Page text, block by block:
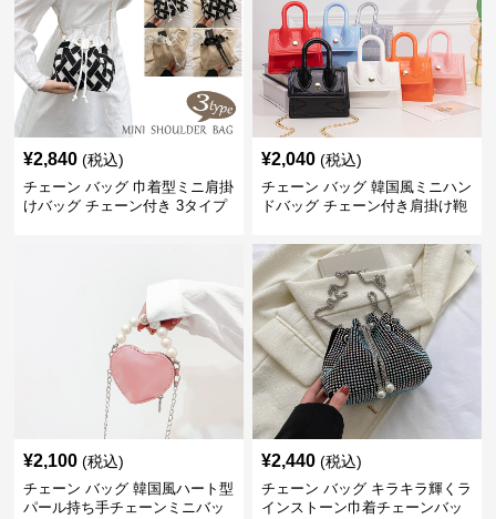
¥2,840 (税込)
チェーン バッグ 巾着型ミニ肩掛
けバッグ チェーン付き 3タイプ
¥2,040 (税込)
チェーン バッグ 韓国風ミニハン
ドバッグ チェーン付き肩掛け鞄
¥2,100 (税込)
チェーン バッグ 韓国風ハート型
パール持ち手チェーンミニバッ
¥2,440 (税込)
チェーン バッグ キラキラ輝くラ
インストーン巾着チェーンバッ